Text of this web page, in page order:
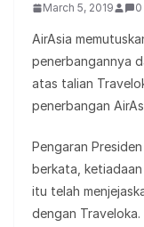
March 5, 2019
AirAsia
penerbangannya
atas talian
penerbangan
Pengaran
berkata,
itu telah
dengan